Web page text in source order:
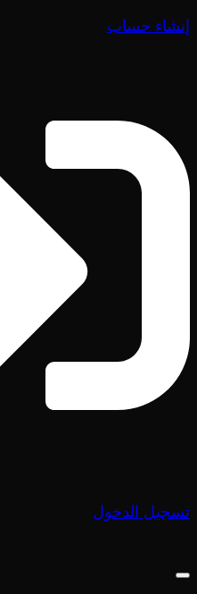
إنشاء حساب
تسجيل الدخول